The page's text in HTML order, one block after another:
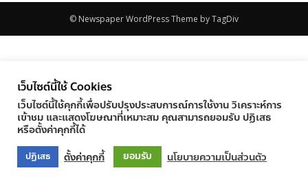
© Newspaper WordPress Theme by TagDiv
เว็บไซต์นี้ใช้ Cookies
เว็บไซต์นี้ใช้คุกกี้เพื่อปรับปรุงประสบการณ์การใช้งาน วิเคราะห์การ
เข้าชม และแสดงโฆษณาที่เหมาะสม คุณสามารถยอมรับ ปฏิเสธ
หรือตั้งค่าคุกกี้ได้
ปฏิเสธ ตั้งค่าคุกกี้ ยอมรับ นโยบายความเป็นส่วนตัว